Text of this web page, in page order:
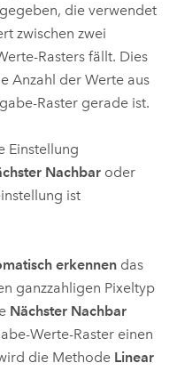
die verwendet
zwischen zwei
Rasters fällt. Dies
Anzahl der Werte aus
Raster gerade ist.
Einstellung
Nachbar oder
ist
erkennen das
ganzzahligen Pixeltyp
Nächster Nachbar
Werte-Raster einen
die Methode Linear